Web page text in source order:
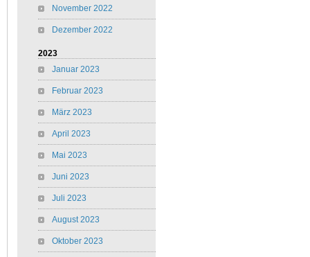
November 2022
Dezember 2022
2023
Januar 2023
Februar 2023
März 2023
April 2023
Mai 2023
Juni 2023
Juli 2023
August 2023
Oktober 2023